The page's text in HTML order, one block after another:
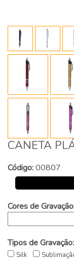
CANETA
Código:00807
Cores de
Tipos de Gravação:
Silk